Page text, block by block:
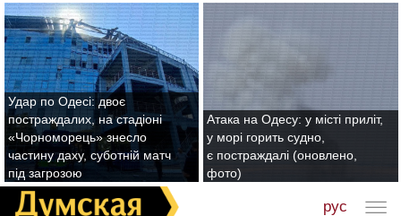
Удар по Одесі: двоє
постраждалих, на стадіоні
«Чорноморець» знесло
частину даху, суботній матч
під загрозою
Атака на Одесу: у місті приліт,
у морі горить судно,
є постраждалі (оновлено,
фото)
рус